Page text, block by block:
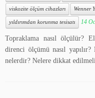
viskozite ölçüm cihazları Wenner
yıldırımdan korunma tesisatı 14
Topraklama nasıl ölçülür?
direnci ölçümü nasıl
nelerdir? Nelere dikkat